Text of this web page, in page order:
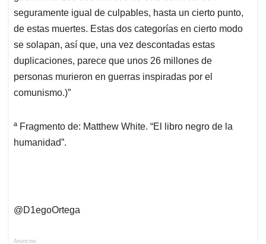
seguramente igual de culpables, hasta un cierto punto,
de estas muertes. Estas dos categorías en cierto modo
se solapan, así que, una vez descontadas estas
duplicaciones, parece que unos 26 millones de
personas murieron en guerras inspiradas por el
comunismo.)”
ª Fragmento de: Matthew White. “El libro negro de la
humanidad”.
@D1egoOrtega
Anuncios.